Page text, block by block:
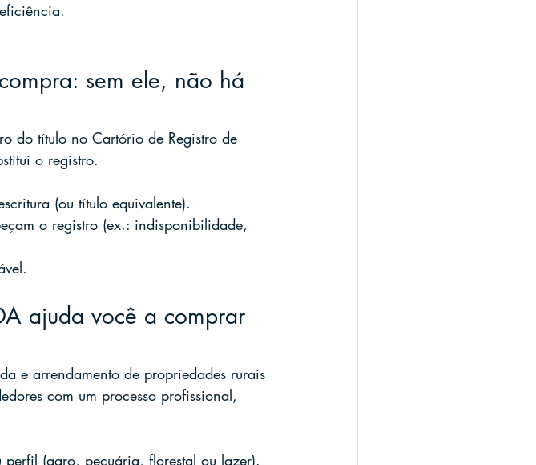
sem ele, não há
do título no Cartório de Registro de
o registro.
(ou título equivalente).
o registro (ex.: indisponibilidade,
ajuda você a comprar
e arrendamento de propriedades rurais
com um processo profissional,
(agro, pecuária, florestal ou lazer).